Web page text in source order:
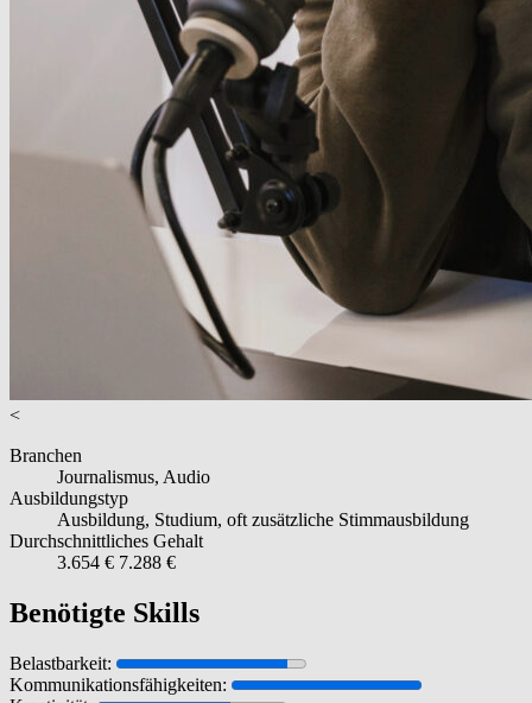
<
Branchen
Journalismus, Audio
Ausbildungstyp
Ausbildung, Studium, oft zusätzliche Stimmausbildung
Durchschnittliches Gehalt
3.654 € 7.288 €
Benötigte Skills
Belastbarkeit:
Kommunikationsfähigkeiten: